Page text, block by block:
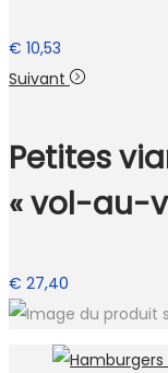
€ 10,53
Suivant
Petites
« vol-au-
€ 27,40